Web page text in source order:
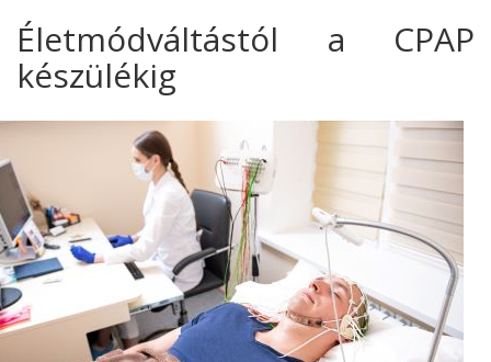
Életmódváltástól a CPAP
készülékig